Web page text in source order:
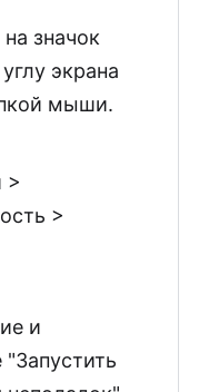
значок
экрана
мыши.
>
>
и